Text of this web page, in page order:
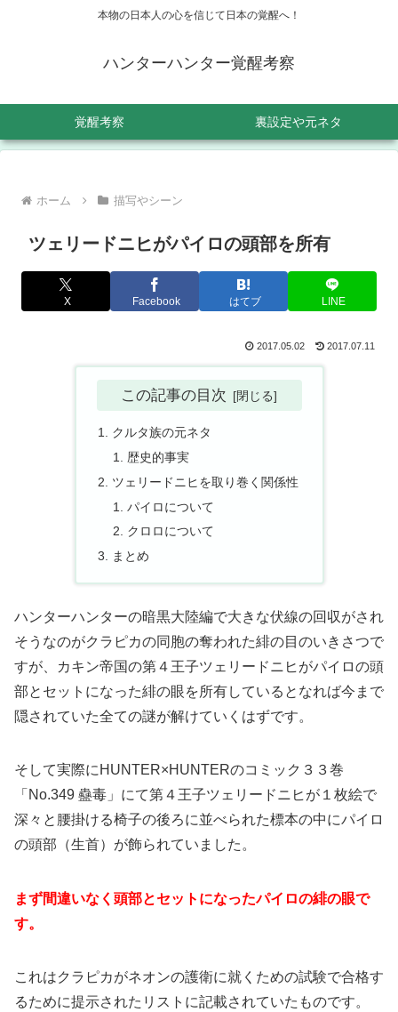
本物の日本人の心を信じて日本の覚醒へ！
ハンターハンター覚醒考察
覚醒考察 裏設定や元ネタ
ホーム 描写やシーン
ツェリードニヒがパイロの頭部を所有
X Facebook はてブ LINE
2017.05.02 2017.07.11
この記事の目次
クルタ族の元ネタ
歴史的事実
ツェリードニヒを取り巻く関係性
パイロについて
クロロについて
まとめ
ハンターハンターの暗黒大陸編で大きな伏線の回収がされ
そうなのがクラピカの同胞の奪われた緋の目のいきさつで
すが、カキン帝国の第４王子ツェリードニヒがパイロの頭
部とセットになった緋の眼を所有しているとなれば今まで
隠されていた全ての謎が解けていくはずです。
そして実際にHUNTER×HUNTERのコミック３３巻
「No.349 蠱毒」にて第４王子ツェリードニヒが１枚絵で
深々と腰掛ける椅子の後ろに並べられた標本の中にパイロ
の頭部（生首）が飾られていました。
まず間違いなく頭部とセットになったパイロの緋の眼で
す。
これはクラピカがネオンの護衛に就くための試験で合格す
るために提示されたリストに記載されていたものです。